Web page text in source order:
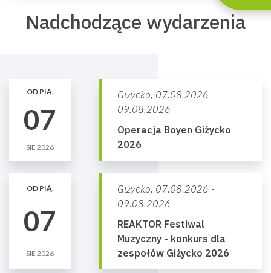
Nadchodzące wydarzenia
OD PIĄ.
07
SIE 2026
Giżycko, 07.08.2026 -
09.08.2026
Operacja Boyen Giżycko
2026
OD PIĄ.
07
SIE 2026
Giżycko, 07.08.2026 -
09.08.2026
REAKTOR Festiwal
Muzyczny - konkurs dla
zespołów Giżycko 2026